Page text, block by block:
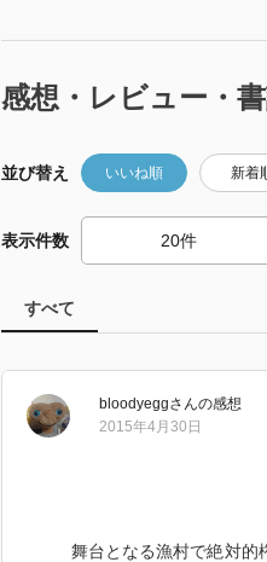
感想・レビュー・
並び替え いいね順 新着
表示件数
すべて
bloodyeggさんの感想
2015年4月30日
舞台となる漁村で絶対的